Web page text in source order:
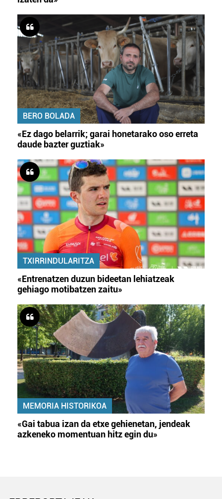
BERO BOLADA
«Ez dago belarrik; garai honetarako oso erreta
daude bazter guztiak»
TXIRRINDULARITZA
«Entrenatzen duzun bideetan lehiatzeak
gehiago motibatzen zaitu»
MEMORIA HISTORIKOA
«Gai tabua izan da etxe gehienetan, jendeak
azkeneko momentuan hitz egin du»